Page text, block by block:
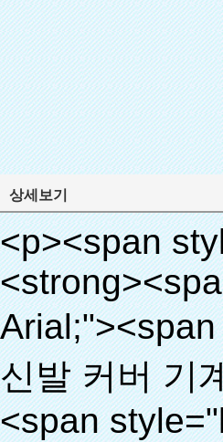
상세보기
<p><span style="line-height: 24px; font-size: 16px;"><strong><span style="line-height: 27px; font-family: Arial;"><span style="line-height: 24px;">제품 이름: 자동 신발 커버 기계</span></span></strong></span></p><p><span style="line-height: 24px; font-size: 16px;"><strong></strong><strong><span style="line-height: 24px; font-family: Arial;">모델 번호.: XT- 46b로( ⅱ)</span></strong></span></p><p>&nbsp;</p><p>&nbsp;</p><div id="ali-anchor-AliPostDhMb-g85v3" style="padding-top: 8px; background-color: #f5f5f5;" data-section-title="Product Uses" data-section="AliPostDhMb-g85v3"><div id="ali-title-AliPostDhMb-g85v3" style="padding: 8px 0px; border-bottom-style: solid;"><span style="background-color: #ddd; color: #333; font-weight: bold; padding: 8px 10px; line-height: 12px;">제품 사용</span></div><div style="padding: 10px 0px;"><p>&nbsp;&nbsp;<img src="http://i03.i.aliimg.com/simg/single/icon/placeholder_100x100.png" data-src="http://g01.s.alicdn.com/kf/HTB1PdJsIVXXXXXwXFXXq6xXFXXXp/200852200/HTB1PdJsIVXXXXXwXFXXq6xXFXXXp.jpg" data-alt="quen 첨단 기술 고품질의 지능형 자동 신발 커버 디스펜서 병원" width="700" ori-width="800" ori-height="922" /> <noscript><img src="http://g01.s.alicdn.com/kf/HTB1PdJsIVXXXXXwXFXXq6xXFXXXp/200852200/HTB1PdJsIVXXXXXwXFXXq6xXFXXXp.jpg" alt="quen 첨단 기술 고품질의 지능형 자동 신발 커버 디스펜서 병원" width="700" ori-width="800" ori-height="922"></noscript> </p><p>&nbsp;</p><p><img src="http://i03.i.aliimg.com/simg/single/icon/placeholder_100x100.png" data-src="http://g03.s.alicdn.com/kf/HTB1dGKSHVXXXXX5XXXXq6xXFXXXf/200852200/HTB1dGKSHVXXXXX5XXXXq6xXFXXXf.jpg" width="700" /> <noscript><img src="http://g03.s.alicdn.com/kf/HTB1dGKSHVXXXXX5XXXXq6xXFXXXf/200852200/HTB1dGKSHVXXXXX5XXXXq6xXFXXXf.jpg" width="700"></noscript> </p></div></div><div id="ali-anchor-AliPostDhMb-ur9dh" style="padding-top: 8px;" data-section-title="Product Description" data-section="AliPostDhMb-ur9dh"><div id="ali-title-AliPostDhMb-ur9dh" style="padding: 8px 0px; border-bottom-style: solid;"><span style="background-color: #ddd; color: #333; font-weight: bold; padding: 8px 10px; line-height: 12px;">제품 설명</span></div><div style="padding: 10px 0px;"><p>&nbsp;<img src="http://i03.i.aliimg.com/simg/single/icon/placeholder_100x100.png" data-src="http://g01.s.alicdn.com/kf/HTB1QRdpIVXXXXbbXVXXq6xXFXXXM/200852200/HTB1QRdpIVXXXXbbXVXXq6xXFXXXM.jpg" data-alt="quen 첨단 기술 고품질의 지능형 자동 신발 커버 디스펜서 병원" width="700" ori-width="700" ori-height="967" /> <noscript><img src="http://g01.s.alicdn.com/kf/